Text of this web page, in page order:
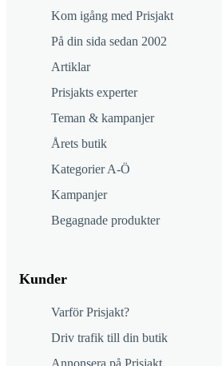
Kom igång med Prisjakt
På din sida sedan 2002
Artiklar
Prisjakts experter
Teman & kampanjer
Årets butik
Kategorier A-Ö
Kampanjer
Begagnade produkter
Kunder
Varför Prisjakt?
Driv trafik till din butik